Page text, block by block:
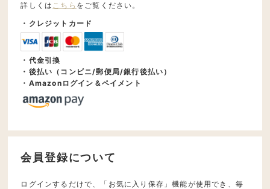
詳しくは こちら をご覧ください。
・クレジットカード
・代金引換
・後払い（コンビニ/郵便局/銀行後払い）
・Amazonログイン＆ペイメント
会員登録について
ログインするだけで、「お気に入り保存」機能が使用でき、毎